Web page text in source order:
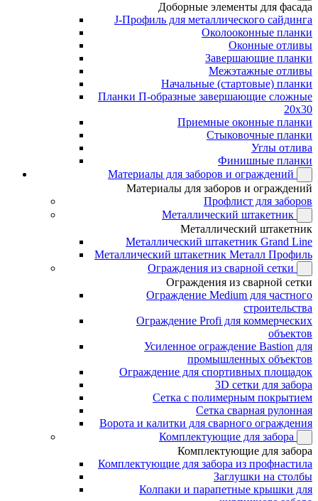
Доборные элементы для фасада
J-Профиль для металлического сайдинга
Околооконные планки
Оконные отливы
Завершающие планки
Межэтажные отливы
Начальные (стартовые) планки
Планки П-образные завершающие сложные
20x30
Приемные оконные планки
Стыковочные планки
Углы отлива
Финишные планки
Материалы для заборов и ограждений
Материалы для заборов и ограждений
Профлист для заборов
Металлический штакетник
Металлический штакетник
Металлический штакетник Grand Line
Металлический штакетник Металл Профиль
Ограждения из сварной сетки
Ограждения из сварной сетки
Ограждение Medium для частного
строительства
Ограждение Profi для коммерческих
объектов
Усиленное ограждение Bastion для
промышленных объектов
Ограждение для спортивных площадок
3D сетки для забора
Сетка с полимерным покрытием
Сетка сварная рулонная
Ворота и калитки для сварного ограждения
Комплектующие для забора
Комплектующие для забора
Комплектующие для забора из профнастила
Заглушки на столбы
Колпаки и парапетные крышки для